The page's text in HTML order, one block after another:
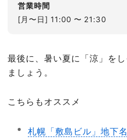
営業時間
[月〜日] 11:00 〜 21:30
最後に、暑い夏に「涼」を
ましょう。
こちらもオススメ
札幌「敷島ビル」地下